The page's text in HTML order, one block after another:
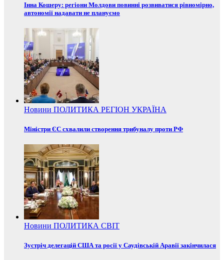
Інна Кошеру: регіони Молдови повинні розвиватися рівномірно,
автономії надавати не плануємо
Новини ПОЛИТИКА РЕГІОН УКРАЇНА
Міністри ЄС схвалили створення трибуналу проти РФ
Новини ПОЛИТИКА СВІТ
Зустріч делегацій США та росії у Саудівській Аравії закінчилася